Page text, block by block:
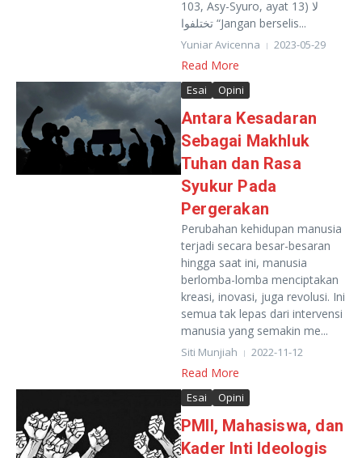
103, Asy-Syuro, ayat 13) لا
تختلفوا “Jangan berselis...
Yuniar Avicenna 2023-05-29
Read More
Esai Opini
Antara Kesadaran
Sebagai Makhluk
Tuhan dan Rasa
Syukur Pada
Pergerakan
Perubahan kehidupan manusia
terjadi secara besar-besaran
hingga saat ini, manusia
berlomba-lomba menciptakan
kreasi, inovasi, juga revolusi. Ini
semua tak lepas dari intervensi
manusia yang semakin me...
Siti Munjiah 2022-11-12
Read More
Esai Opini
PMII, Mahasiswa, dan
Kader Inti Ideologis